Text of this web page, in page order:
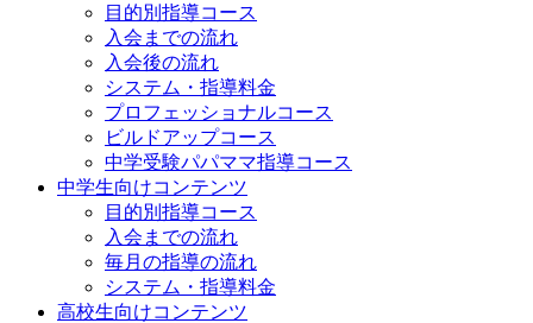
目的別指導コース
入会までの流れ
入会後の流れ
システム・指導料金
プロフェッショナルコース
ビルドアップコース
中学受験パパママ指導コース
中学生向けコンテンツ
目的別指導コース
入会までの流れ
毎月の指導の流れ
システム・指導料金
高校生向けコンテンツ